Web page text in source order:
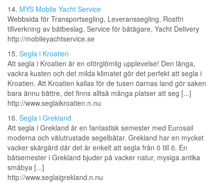
14. MYS Mobile Yacht Service
Webbsida för Transportsegling, Leveranssegling, Rostfri
tillverkning av båtbeslag, Service för båtägare, Yacht Delivery
http://mobileyachtservice.se
15. Segla i Kroatien
Att segla i Kroatien är en oförglömlig upplevelse! Den långa,
vackra kusten och det milda klimatet gör det perfekt att segla i
Kroatien. Att Kroatien kallas för de tusen öarnas land gör saken
bara ännu bättre, det finns alltså många platser att seg [...]
http://www.seglaikroatien.n.nu
16. Segla i Grekland
Att segla i Grekland är en fantastisk semester med Eurosail
moderna och välutrustade segelbåtar. Grekland har en mycket
vacker skärgård där det är enkelt att segla från ö till ö. En
båtsemester i Grekland bjuder på vacker natur, mysiga antika
småbya [...]
http://www.seglaigrekland.n.nu